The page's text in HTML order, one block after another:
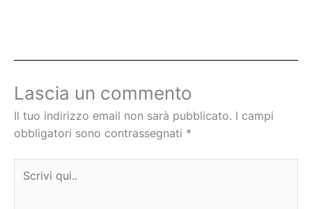
Lascia un commento
Il tuo indirizzo email non sarà pubblicato. I campi
obbligatori sono contrassegnati *
qui..